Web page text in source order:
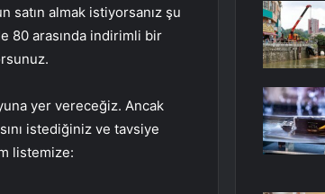
satın almak istiyorsanız şu
80 arasında indirimli bir
yer vereceğiz. Ancak
istediğiniz ve tavsiye
listemize: